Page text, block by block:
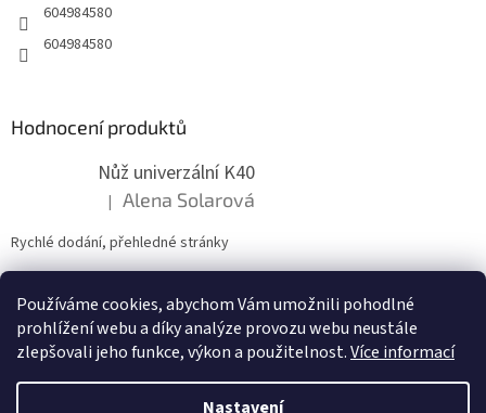
Používáme cookies, abychom Vám umožnili pohodlné
prohlížení webu a díky analýze provozu webu neustále
zlepšovali jeho funkce, výkon a použitelnost.Více informací
Nastavení
604984580
604984580
Hodnocení produktů
Nůž univerzální K40
Hodnocení produktu je 5 z 5 hvězdiček.
| Alena Solarová
Rychlé dodání, přehledné stránky
ZDE NÁM MŮŽETE VLOŽIT HODNOCENÍ